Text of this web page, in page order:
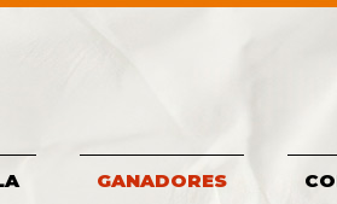
GANADORES